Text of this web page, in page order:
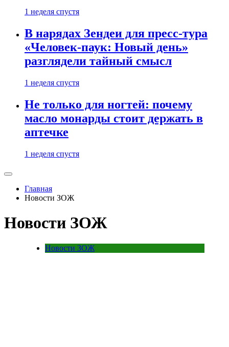
1 неделя спустя
В нарядах Зендеи для пресс-тура
«Человек-паук: Новый день»
разглядели тайный смысл
1 неделя спустя
Не только для ногтей: почему
масло монарды стоит держать в
аптечке
1 неделя спустя
Главная
Новости ЗОЖ
Новости ЗОЖ
Новости ЗОЖ